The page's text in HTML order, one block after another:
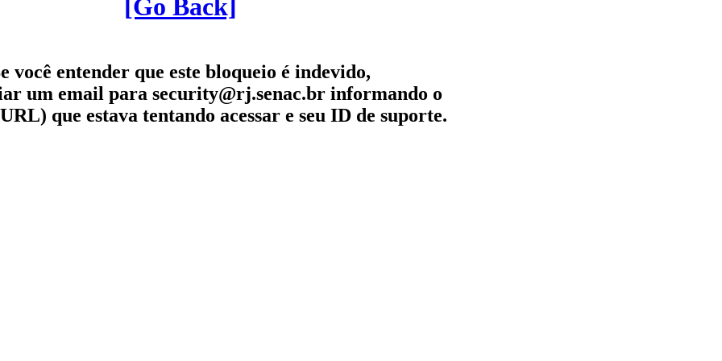
[Go Back]
você entender que este bloqueio é indevido,
um email para security@rj.senac.br informando o
que estava tentando acessar e seu ID de suporte.